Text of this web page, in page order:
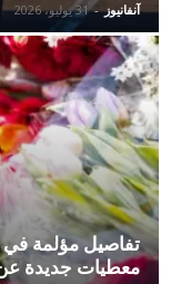
آنفانيوز - 31 يوليو، 2026
تفاصيل مؤلمة في
معطيات جديدة